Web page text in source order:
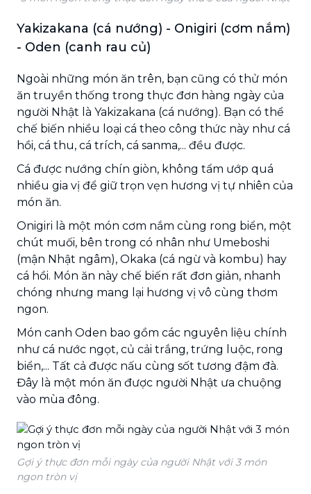
Yakizakana (cá nướng) - Onigiri (cơm nắm)
- Oden (canh rau củ)
Ngoài những món ăn trên, bạn cũng có thử món
ăn truyền thống trong thực đơn hàng ngày của
người Nhật là Yakizakana (cá nướng). Bạn có thể
chế biến nhiều loại cá theo công thức này như cá
hồi, cá thu, cá trích, cá sanma,... đều được.
Cá được nướng chín giòn, không tẩm ướp quá
nhiều gia vị để giữ trọn vẹn hương vị tự nhiên của
món ăn.
Onigiri là một món cơm nắm cùng rong biển, một
chút muối, bên trong có nhân như Umeboshi
(mận Nhật ngâm), Okaka (cá ngừ và kombu) hay
cá hồi. Món ăn này chế biến rất đơn giản, nhanh
chóng nhưng mang lại hương vị vô cùng thơm
ngon.
Món canh Oden bao gồm các nguyên liệu chính
như cá nước ngọt, củ cải trắng, trứng luộc, rong
biển,... Tất cả được nấu cùng sốt tương đậm đà.
Đây là một món ăn được người Nhật ưa chuộng
vào mùa đông.
Gợi ý thực đơn mỗi ngày của người Nhật với 3 món
ngon tròn vị